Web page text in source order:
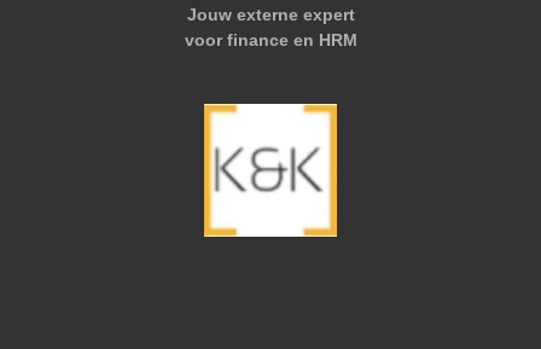
Jouw externe expert
voor finance en HRM